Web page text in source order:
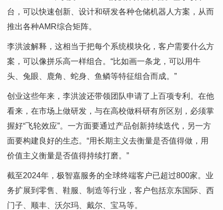
台，可以快速创新、设计和研发各种仓储机器人方案，从而
推出各种AMR综合矩阵。
李洪波解释，这相当于把每个系统模块化，客户需要什么方
案，可以像拼乐高一样组合。“比如画一条龙，可以用牛
头、兔眼、鹿角、蛇身、鱼鳞等特征组合而成。”
创业这些年来，李洪波还带领团队申请了上百项专利。在他
看来，在市场上做研发，与在高校做科研有所区别，必须掌
握好“飞轮效应”。一方面要通过产品创新持续迭代，另一方
面要构建良好的生态。“用长期主义去衡量是否值得做，用
价值主义衡量是否值得持续打磨。”
截至2024年，极智嘉服务的全球终端客户已超过800家。业
务扩展到零售、鞋服、制造等行业，客户包括京东国际、西
门子、顺丰、沃尔玛、戴尔、宝马等。